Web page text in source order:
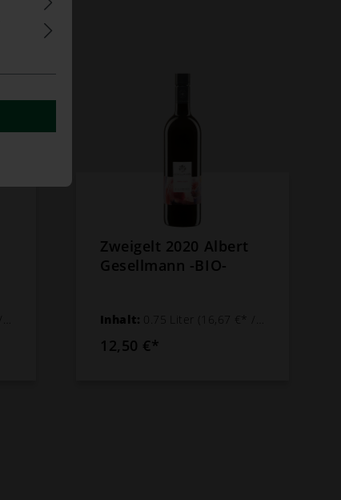
Zweigelt 2020 Albert
Gesellmann -BIO-
Inhalt: 0.75 Liter (16,67 €* / 1 Liter)
12,50 €*